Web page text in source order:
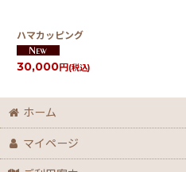
ハマカッピング
30,000円 (税込)
ホーム
マイページ